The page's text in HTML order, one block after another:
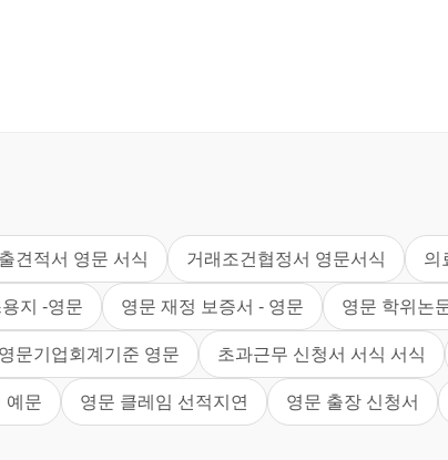
견적서 영문 서식 거래조건협정서 영문서식 의
지 -영문 영문 재정 보증서 - 영문 영문 학위논
영문기업회계기준 영문 초과근무 신청서 서식 서식
예문 영문 클레임 선적지연 영문 출장 신청서